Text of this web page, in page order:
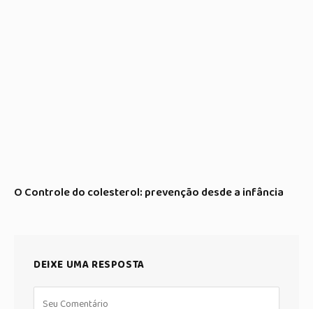
O Controle do colesterol: prevenção desde a infância
DEIXE UMA RESPOSTA